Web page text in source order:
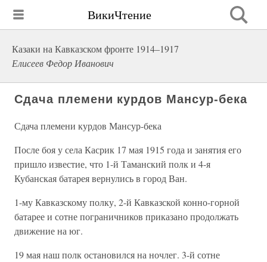
ВикиЧтение
Казаки на Кавказском фронте 1914–1917
Елисеев Федор Иванович
Сдача племени курдов Мансур-бека
Сдача племени курдов Мансур-бека
После боя у села Касрик 17 мая 1915 года и занятия его
пришло известие, что 1-й Таманский полк и 4-я
Кубанская батарея вернулись в город Ван.
1-му Кавказскому полку, 2-й Кавказской конно-горной
батарее и сотне пограничников приказано продолжать
движение на юг.
19 мая наш полк остановился на ночлег. 3-й сотне